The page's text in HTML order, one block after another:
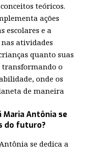
teóricos.
ações
escolares e a
atividades
quanto suas
transformando o
onde os
de maneira
Maria Antônia se
do futuro?
se dedica a